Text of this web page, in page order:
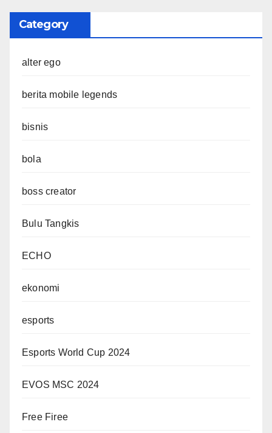
Category
alter ego
berita mobile legends
bisnis
bola
boss creator
Bulu Tangkis
ECHO
ekonomi
esports
Esports World Cup 2024
EVOS MSC 2024
Free Firee